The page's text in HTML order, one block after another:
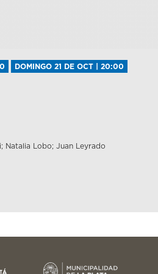
DOMINGO 21 DE OCT | 20:00
Natalia Lobo; Juan Leyrado